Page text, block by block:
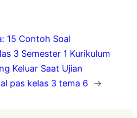
15 Contoh Soal
3 Semester 1 Kurikulum
Keluar Saat Ujian
pas kelas 3 tema 6 →